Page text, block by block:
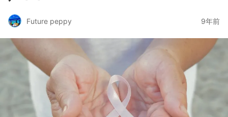
Future peppy 9年前